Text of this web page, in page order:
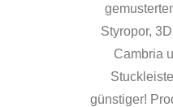
Styropor,
Cambria
günstiger!